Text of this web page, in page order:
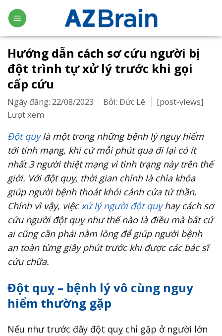
Skip
to
content
Hướng dẫn cách sơ cứu người bị
đột trình tự xử lý trước khi gọi
cấp cứu
Ngày đăng: 22/08/2023 Bởi: Đức Lê
[post-views]
Lượt xem
Đột quỵlà một trong những bệnh lý nguy hiểm
tới tính mạng, khi cứ mỗi phút qua đi lại có ít
nhất 3 người thiệt mạng vì tình trạng này trên thế
giới. Với đột quỵ, thời gian chính là chìa khóa
giúp người bệnh thoát khỏi cánh cửa tử thần.
Chính vì vậy, việcxử lý người đột quỵhay cách sơ
cứu người đột quỵ như thế nào là điều mà bất cứ
ai cũng cần phải nằm lòng để giúp người bệnh
an toàn từng giây phút trước khi được các bác sĩ
cứu chữa.
Đột quỵ – bệnh lý vô cùng nguy
hiểm thường gặp
Nếu như trước đây đột quỵ chỉ gặp ở người lớn